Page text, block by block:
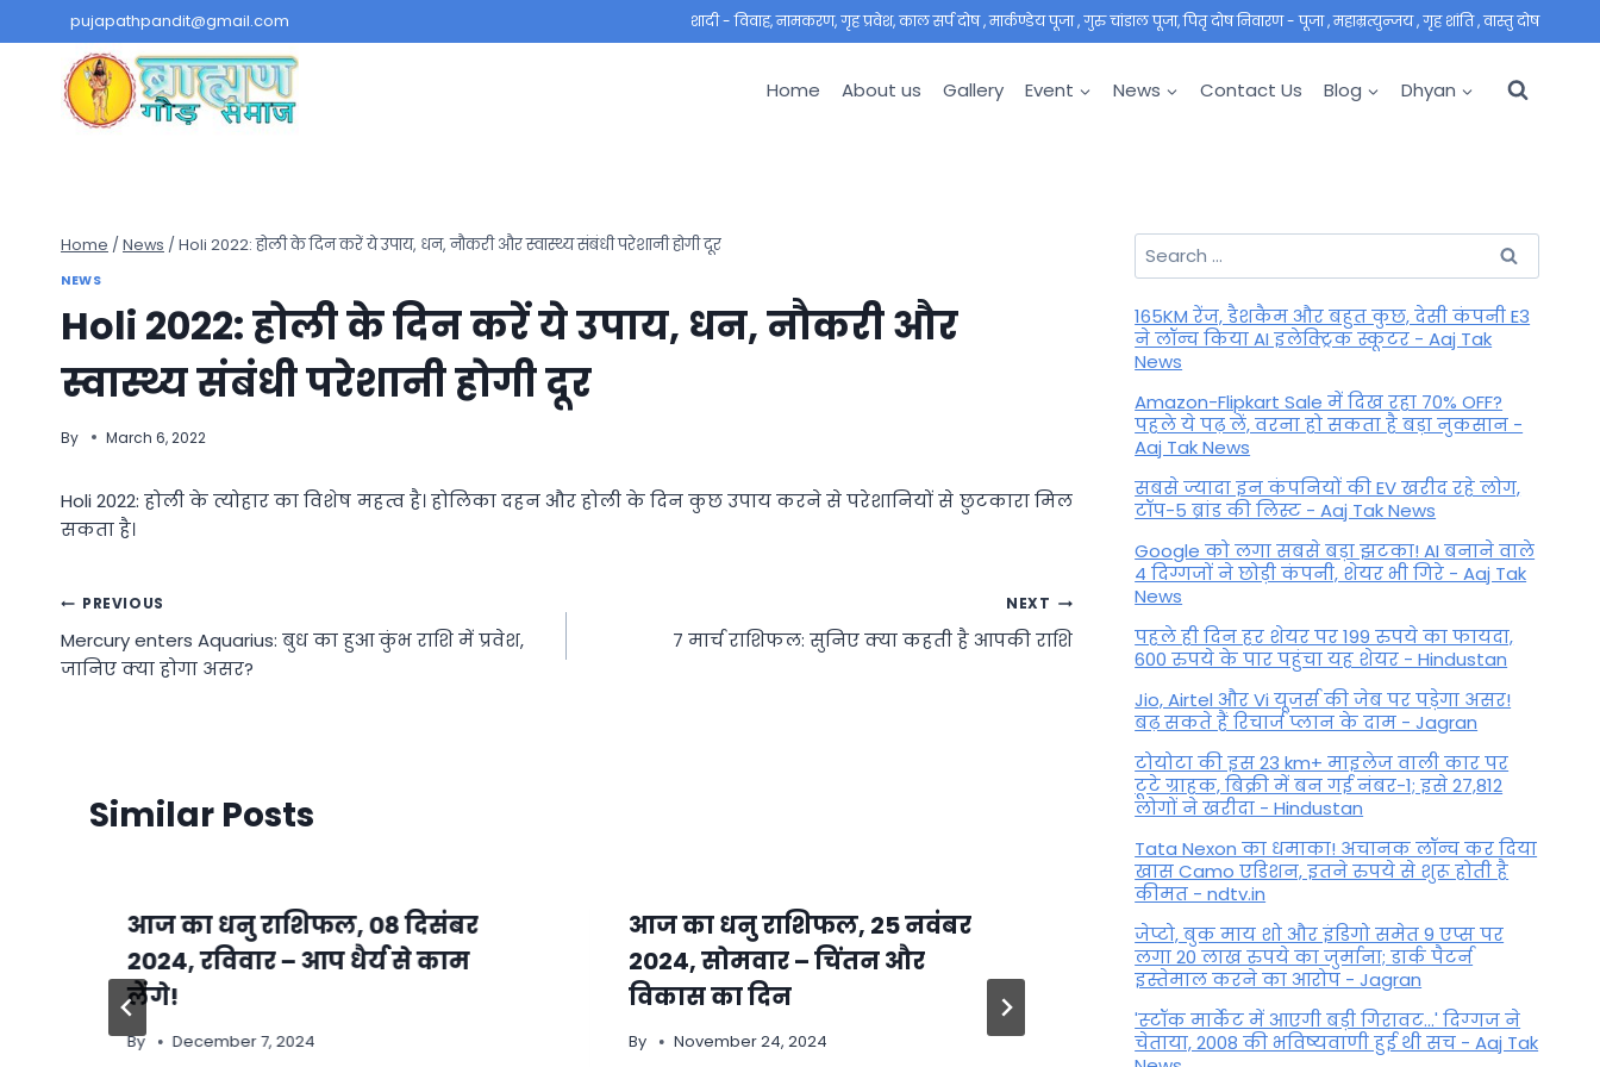
to
content
pujapathpandit@gmail.com शादी - विवाह, नामकरण, गृह प्रवेश, काल सर्प दोष , मार्कण्डेय पूजा , गुरु चांडाल पूजा, पितृ दोष निवारण - पूजा , महाम्रत्युन्जय , गृह शांति , वास्तु दोष
Home About us Gallery Event News Contact Us Blog Dhyan
Home / News / Holi 2022: होली के दिन करें ये उपाय, धन, नौकरी और स्वास्थ्य संबंधी परेशानी होगी दूर
NEWS
Holi 2022: होली के दिन करें ये उपाय, धन, नौकरी और
स्वास्थ्य संबंधी परेशानी होगी दूर
By March 6, 2022
Holi 2022: होली के त्योहार का विशेष महत्व है। होलिका दहन और होली के दिन कुछ उपाय करने से परेशानियों से छुटकारा मिल
सकता है।
Post
navigation
PREVIOUS
Mercury enters Aquarius: बुध का हुआ कुंभ राशि में प्रवेश,
जानिए क्या होगा असर?
NEXT
7 मार्च राशिफल: सुनिए क्या कहती है आपकी राशि
Similar Posts
आज का धनु राशिफल, 08 दिसंबर
2024, रविवार – आप धैर्य से काम
लेंगे!
By December 7, 2024
आज का धनु राशिफल, 25 नवंबर
2024, सोमवार – चिंतन और
विकास का दिन
By November 24, 2024
Margashirsha Amavasya
2025: मार्गशीर्ष अमावस्या
शिवलिंग पर चढ़ाएं ये पांच वस्तुएं,
मिलेगा सुख-समृद्धि का वरदान
Search
for:
165KM रेंज, डैशकैम और बहुत कुछ, देसी कंपनी E3
ने लॉन्च किया AI इलेक्ट्रिक स्कूटर - Aaj Tak
News
Amazon-Flipkart Sale में दिख रहा 70% OFF?
पहले ये पढ़ लें, वरना हो सकता है बड़ा नुकसान -
Aaj Tak News
सबसे ज्यादा इन कंपनियों की EV खरीद रहे लोग,
टॉप-5 ब्रांड की लिस्ट - Aaj Tak News
Google को लगा सबसे बड़ा झटका! AI बनाने वाले
4 दिग्गजों ने छोड़ी कंपनी, शेयर भी गिरे - Aaj Tak
News
पहले ही दिन हर शेयर पर 199 रुपये का फायदा,
600 रुपये के पार पहुंचा यह शेयर - Hindustan
Jio, Airtel और Vi यूजर्स की जेब पर पड़ेगा असर!
बढ़ सकते हैं रिचार्ज प्लान के दाम - Jagran
टोयोटा की इस 23 km+ माइलेज वाली कार पर
टूटे ग्राहक, बिक्री में बन गई नंबर-1; इसे 27,812
लोगों ने खरीदा - Hindustan
Tata Nexon का धमाका! अचानक लॉन्च कर दिया
खास Camo एडिशन, इतने रुपये से शुरू होती है
कीमत - ndtv.in
जेप्टो, बुक माय शो और इंडिगो समेत 9 एप्स पर
लगा 20 लाख रुपये का जुर्माना; डार्क पैटर्न
इस्तेमाल करने का आरोप - Jagran
'स्‍टॉक मार्केट में आएगी बड़ी गिरावट...' दिग्‍गज ने
चेताया, 2008 की भविष्यवाणी हुई थी सच - Aaj Tak